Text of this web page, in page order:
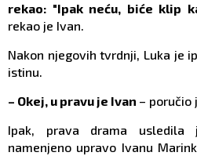
rekao: "Ipak neću, biće klip
rekao je Ivan.
Nakon njegovih tvrdnji, Luka je
istinu.
– Okej, u pravu je Ivan – poručio
Ipak, prava drama usledila
namenjeno upravo Ivanu